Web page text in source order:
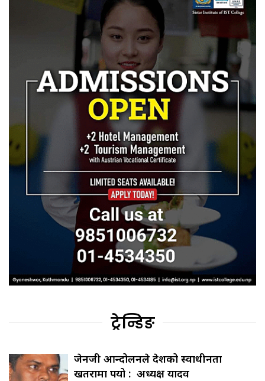
ट्रेन्डिङ
जेनजी आन्दोलनले देशको स्वाधीनता
खतरामा पर्‍यो : अध्यक्ष यादव